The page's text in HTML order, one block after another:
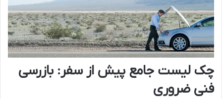
چک لیست جامع پیش از سفر: بازرسی
فنی ضروری